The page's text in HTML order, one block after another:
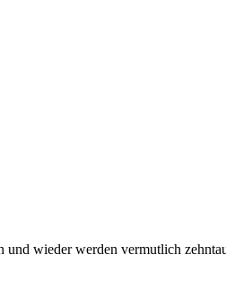
wieder werden vermutlich